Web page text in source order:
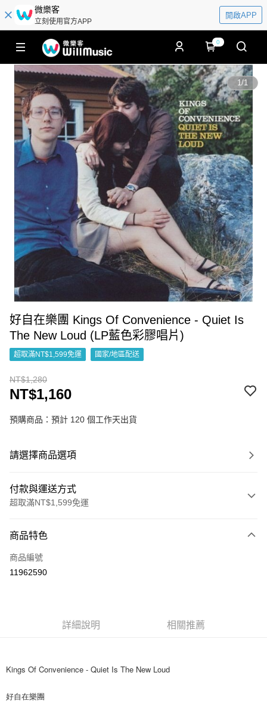
微樂客
立刻使用官方APP
開啟APP
0
1/1
好自在樂團 Kings Of Convenience - Quiet Is
The New Loud (LP藍色彩膠唱片)
超取滿NT$1,599免運 國家/地區配送
NT$1,280
NT$1,160
預購商品：預計 120 個工作天出貨
請選擇商品選項
付款與運送方式
超取滿NT$1,599免運
信用卡一次付款
超商取貨付款
相關說明
AFTEE先享後付是「在收到商品之後才付款」的支付方式。 讓您購物簡單
便利好安心！
商品特色
商品編號
11962590
詳細說明 相關推薦
Kings Of Convenience - Quiet Is The New Loud
好自在樂團